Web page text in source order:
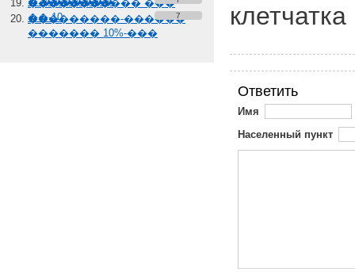
����������� ���
��-10
���������-������
������� 10%-���
7
Ответить
Имя
Населенный пункт